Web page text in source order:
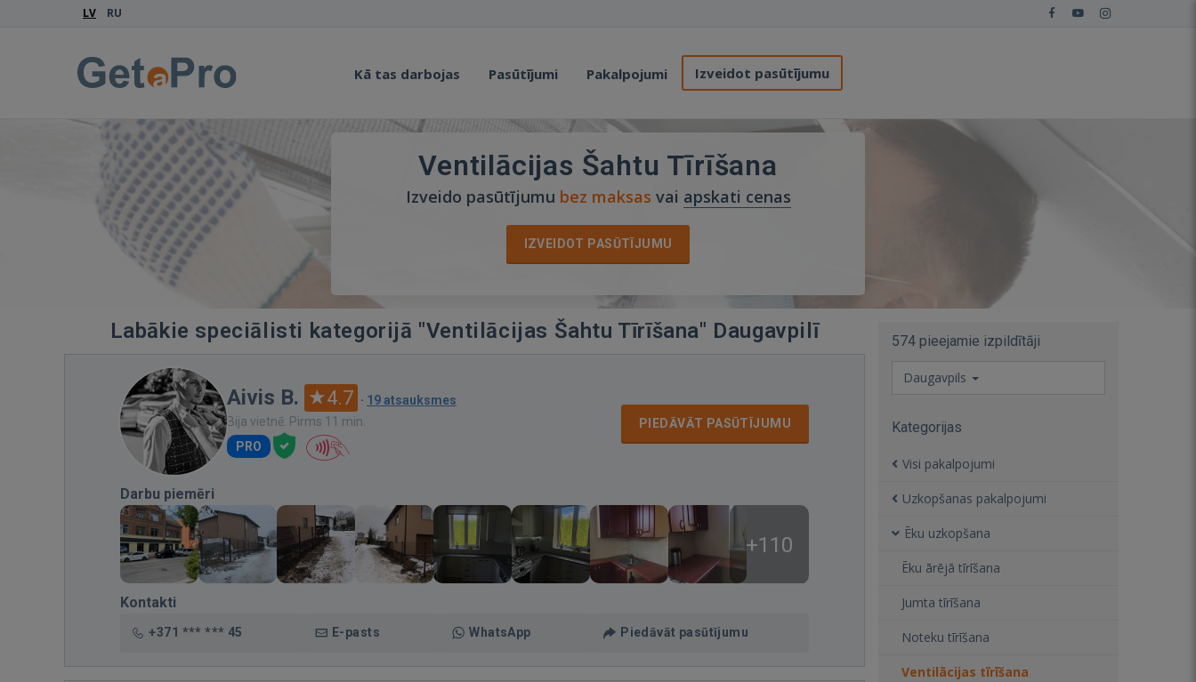
LV RU
Kā tas darbojas Pasūtījumi Pakalpojumi Izveidot pasūtījumu
Ventilācijas Šahtu Tīrīšana
Izveido pasūtījumu bez maksas vai apskati cenas
IZVEIDOT PASŪTĪJUMU
Labākie speciālisti kategorijā "Ventilācijas Šahtu Tīrīšana" Daugavpilī
Aivis B. 4.7 · 19 atsauksmes
Bija vietnē: Pirms 11 min.
PRO
PIEDĀVĀT PASŪTĪJUMU
Darbu piemēri
+110
Kontakti
+371 *** *** 45 E-pasts WhatsApp Piedāvāt pasūtījumu
574 pieejamie izpildītāji
Daugavpils
Kategorijas
Visi pakalpojumi
Uzkopšanas pakalpojumi
Ēku uzkopšana
Ēku ārējā tīrīšana
Jumta tīrīšana
Noteku tīrīšana
Ventilācijas tīrīšana